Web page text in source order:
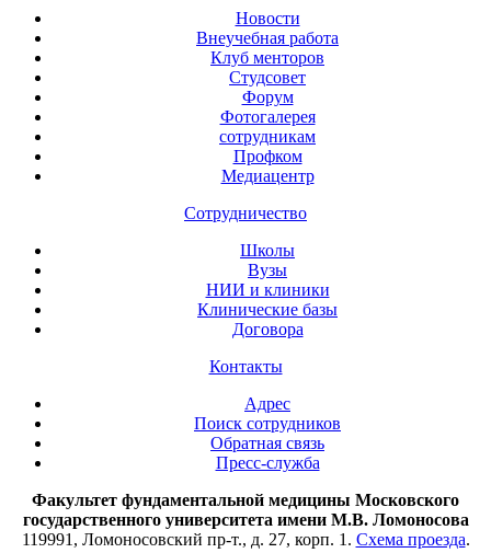
Новости
Внеучебная работа
Клуб менторов
Студсовет
Форум
Фотогалерея
сотрудникам
Профком
Медиацентр
Сотрудничество
Школы
Вузы
НИИ и клиники
Клинические базы
Договора
Контакты
Адрес
Поиск сотрудников
Обратная связь
Пресс-служба
Факультет фундаментальной медицины Московского
государственного университета имени М.В. Ломоносова
119991, Ломоносовский пр-т., д. 27, корп. 1. Схема проезда.